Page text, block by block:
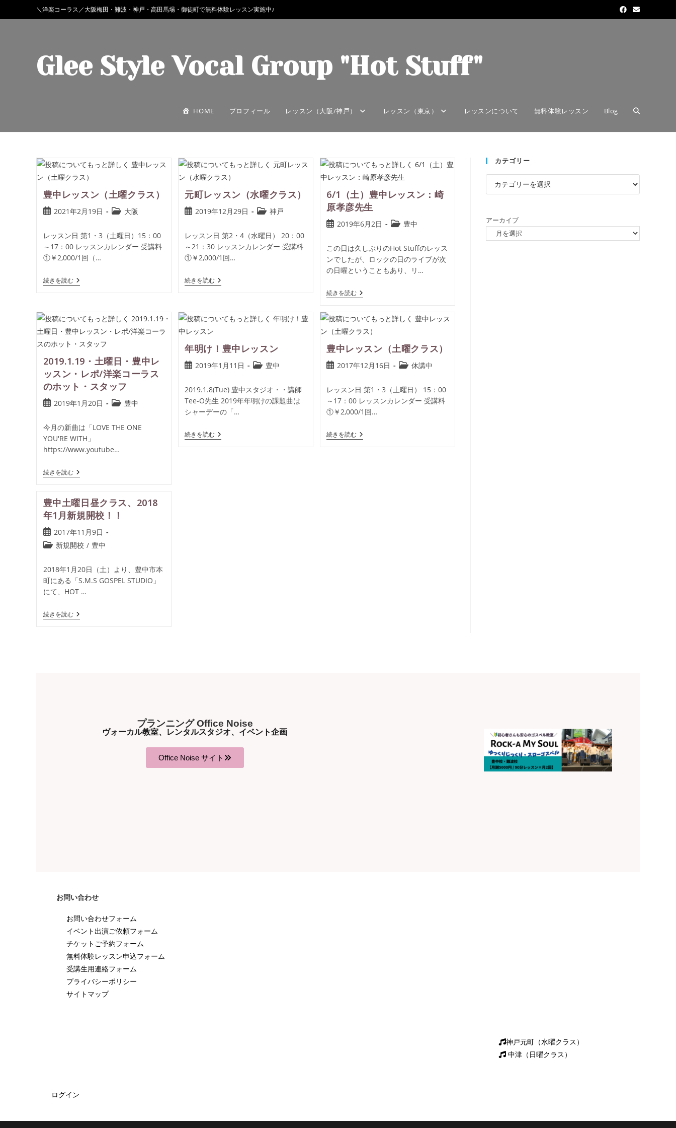
＼洋楽コーラス／大阪梅田・難波・神戸・高田馬場・御徒町で無料体験レッスン実施中♪
Glee Style Vocal Group "Hot Stuff"
HOME プロフィール レッスン（大阪/神戸） レッスン（東京） レッスンについて 無料体験レッスン Blog
豊中レッスン（土曜クラス）
2021年2月19日 大阪
レッスン日 第1・3（土曜日）15：00
～17：00 レッスンカレンダー 受講料
①￥2,000/1回（…
続きを読む
元町レッスン（水曜クラス）
2019年12月29日 神戸
レッスン日 第2・4（水曜日） 20：00
～21：30 レッスンカレンダー 受講料
①￥2,000/1回…
続きを読む
6/1（土）豊中レッスン：崎
原孝彦先生
2019年6月2日 豊中
この日は久しぶりのHot Stuffのレッス
ンでしたが、ロックの日のライブが次
の日曜ということもあり、リ…
続きを読む
2019.1.19・土曜日・豊中レ
ッスン・レポ/洋楽コーラス
のホット・スタッフ
2019年1月20日 豊中
今月の新曲は「LOVE THE ONE
YOU'RE WITH」
https://www.youtube…
続きを読む
年明け！豊中レッスン
2019年1月11日 豊中
2019.1.8(Tue) 豊中スタジオ・・講師
Tee-O先生 2019年年明けの課題曲は
シャーデーの「…
続きを読む
豊中レッスン（土曜クラス）
2017年12月16日 休講中
レッスン日 第1・3（土曜日） 15：00
～17：00 レッスンカレンダー 受講料
①￥2,000/1回…
続きを読む
豊中土曜日昼クラス、2018
年1月新規開校！！
2017年11月9日
新規開校 / 豊中
2018年1月20日（土）より、豊中市本
町にある「S.M.S GOSPEL STUDIO」
にて、HOT …
続きを読む
カテゴリー
アーカイブ
プランニング Office Noise
ヴォーカル教室、レンタルスタジオ、イベント企画
Office Noise サイト
お問い合わせ
お問い合わせフォーム
イベント出演ご依頼フォーム
チケットご予約フォーム
無料体験レッスン申込フォーム
受講生用連絡フォーム
プライバシーポリシー
サイトマップ
神戸元町（水曜クラス）
中津（日曜クラス）
ログイン